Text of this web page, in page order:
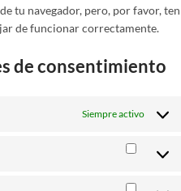
tu navegador, pero, por favor, ten
de funcionar correctamente.
de consentimiento
Siempre activo